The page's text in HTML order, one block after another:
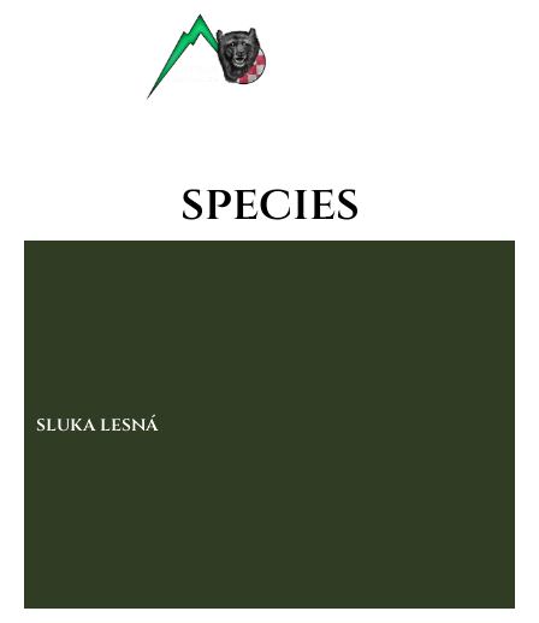
species
sluka lesná